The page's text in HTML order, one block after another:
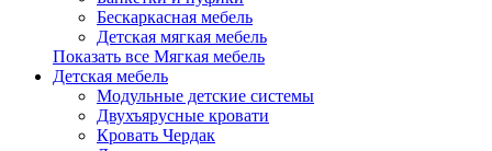
Бескаркасная мебель
Детская мягкая мебель
Показать все Мягкая мебель
Детская мебель
Модульные детские системы
Двухъярусные кровати
Кровать Чердак